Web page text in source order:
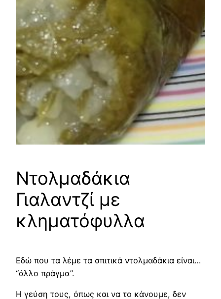
Ντολμαδάκια
Γιαλαντζί με
κληματόφυλλα
Εδώ που τα λέμε τα σπιτικά ντολμαδάκια είναι…
“άλλο πράγμα”.
Η γεύση τους, όπως και να το κάνουμε, δεν